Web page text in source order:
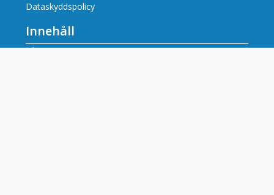
Dataskyddspolicy
Innehåll
Filmrecensioner